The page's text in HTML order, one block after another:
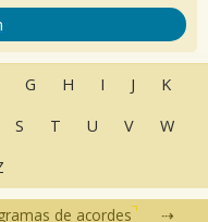
G H I J
K
S T U V
W
de acordes